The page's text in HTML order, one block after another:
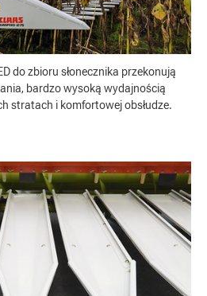
do zbioru słonecznika przekonują
bardzo wysoką wydajnością
stratach i komfortowej obsłudze.